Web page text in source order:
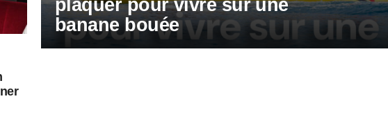
plaquer pour vivre sur une
banane bouée